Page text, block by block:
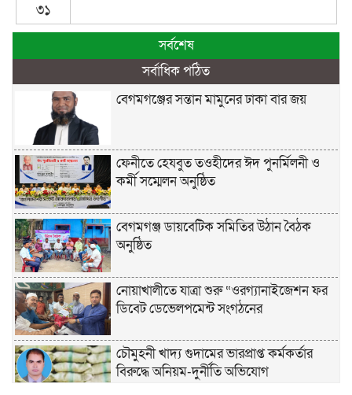
৩১
সর্বশেষ
সর্বাধিক পঠিত
বেগমগঞ্জের সন্তান মামুনের ঢাকা বার জয়
ফেনীতে হেযবুত তওহীদের ঈদ পুনর্মিলনী ও
কর্মী সম্মেলন অনুষ্ঠিত
বেগমগঞ্জ ডায়বেটিক সমিতির উঠান বৈঠক
অনুষ্ঠিত
নোয়াখালীতে যাত্রা শুরু “ওরগ্যানাইজেশন ফর
ডিবেট ডেভেলপমেন্ট সংগঠনের
চৌমুহনী খাদ্য গুদামের ভারপ্রাপ্ত কর্মকর্তার
বিরুদ্ধে অনিয়ম-দুর্নীতি অভিযোগ